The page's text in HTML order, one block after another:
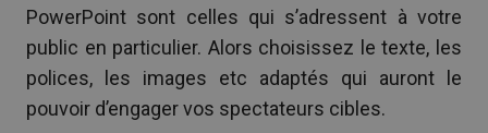
PowerPoint sont celles qui s’adressent à votre
public en particulier. Alors choisissez le texte, les
polices, les images etc adaptés qui auront le
pouvoir d’engager vos spectateurs cibles.